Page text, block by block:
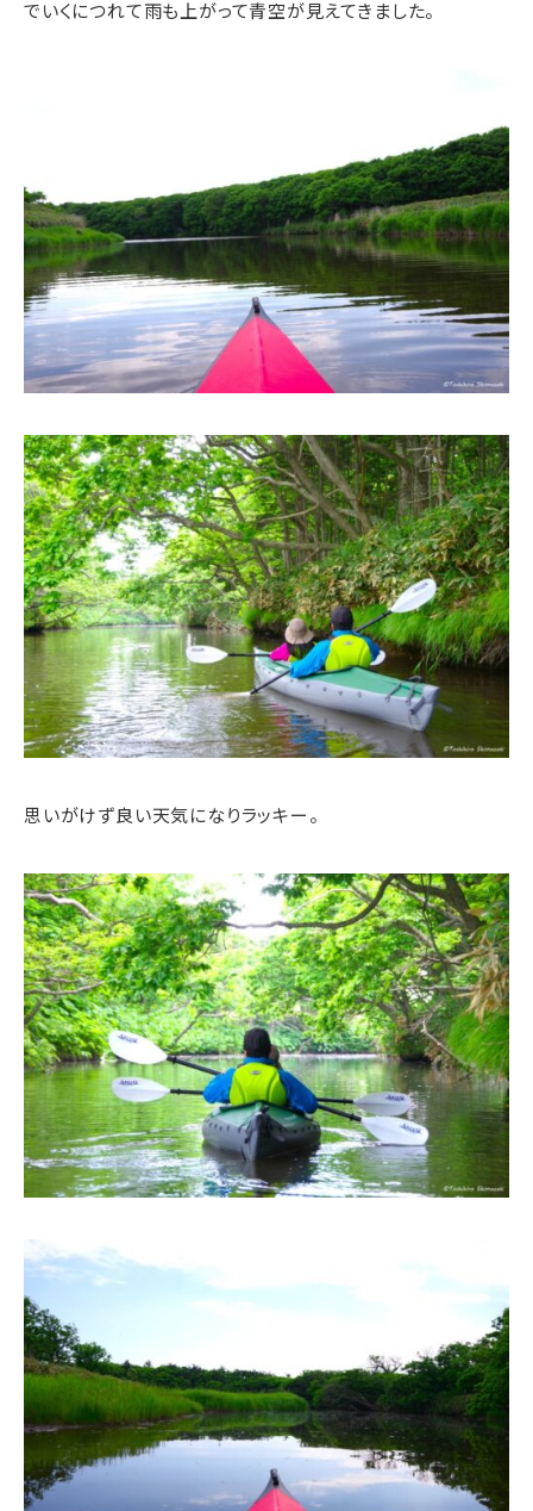
でいくにつれて雨も上がって青空が見えてきました。
思いがけず良い天気になりラッキー。